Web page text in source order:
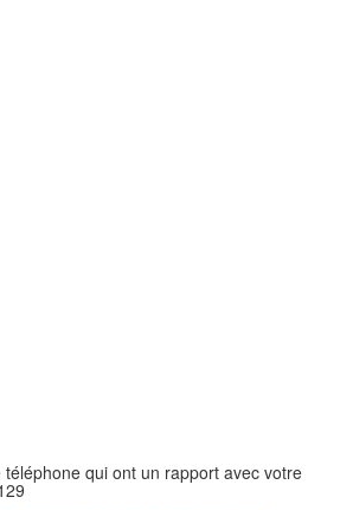
qui ont un rapport avec votre